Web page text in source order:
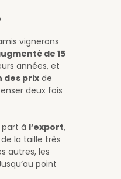
vignerons
de 15
années, et
des prixde
deux fois
à l’export,
la taille très
autres, les
point